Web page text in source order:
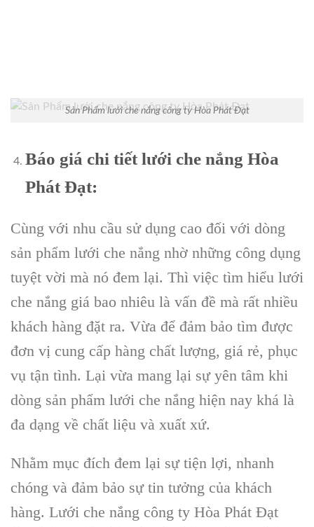
Sản Phẩm lưới che nắng công ty Hòa Phát Đạt
Báo giá chi tiết lưới che nắng Hòa
Phát Đạt:
Cùng với nhu cầu sử dụng cao đối với dòng
sản phẩm lưới che nắng nhờ những công dụng
tuyệt vời mà nó đem lại. Thì việc tìm hiểu lưới
che nắng giá bao nhiêu là vấn đề mà rất nhiều
khách hàng đặt ra. Vừa để đảm bảo tìm được
đơn vị cung cấp hàng chất lượng, giá rẻ, phục
vụ tận tình. Lại vừa mang lại sự yên tâm khi
dòng sản phẩm lưới che nắng hiện nay khá là
đa dạng về chất liệu và xuất xứ.
Nhằm mục đích đem lại sự tiện lợi, nhanh
chóng và đảm bảo sự tin tưởng của khách
hàng. Lưới che nắng công ty Hòa Phát Đạt